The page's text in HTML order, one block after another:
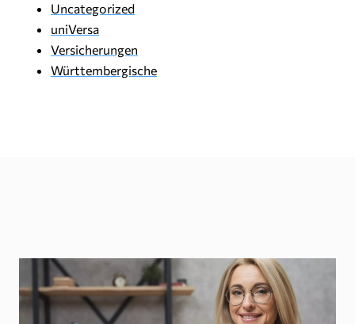
Uncategorized
uniVersa
Versicherungen
Württembergische